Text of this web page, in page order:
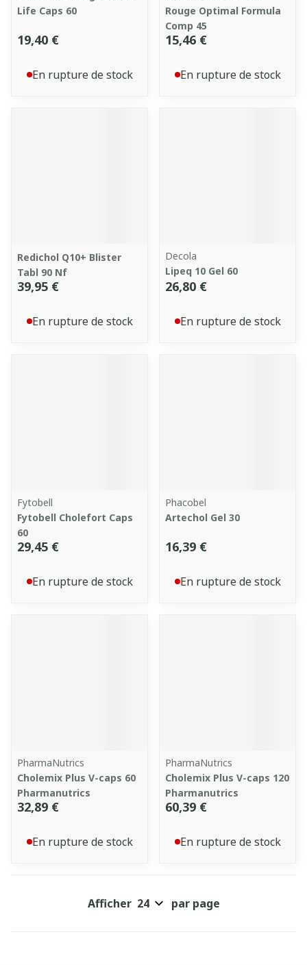
Life Caps 60
19,40 €
En rupture de stock
Rouge Optimal Formula
Comp 45
15,46 €
En rupture de stock
Redichol Q10+ Blister
Tabl 90 Nf
39,95 €
En rupture de stock
Decola
Lipeq 10 Gel 60
26,80 €
En rupture de stock
Fytobell
Fytobell Cholefort Caps
60
29,45 €
En rupture de stock
Phacobel
Artechol Gel 30
16,39 €
En rupture de stock
PharmaNutrics
Cholemix Plus V-caps 60
Pharmanutrics
32,89 €
En rupture de stock
PharmaNutrics
Cholemix Plus V-caps 120
Pharmanutrics
60,39 €
En rupture de stock
Afficher par page